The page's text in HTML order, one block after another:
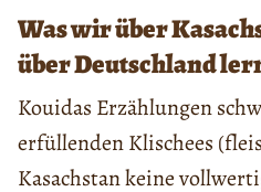
Was wir über
über Deutschland
Kouidas Erzählungen
erfüllenden Klischees
Kasachstan keine